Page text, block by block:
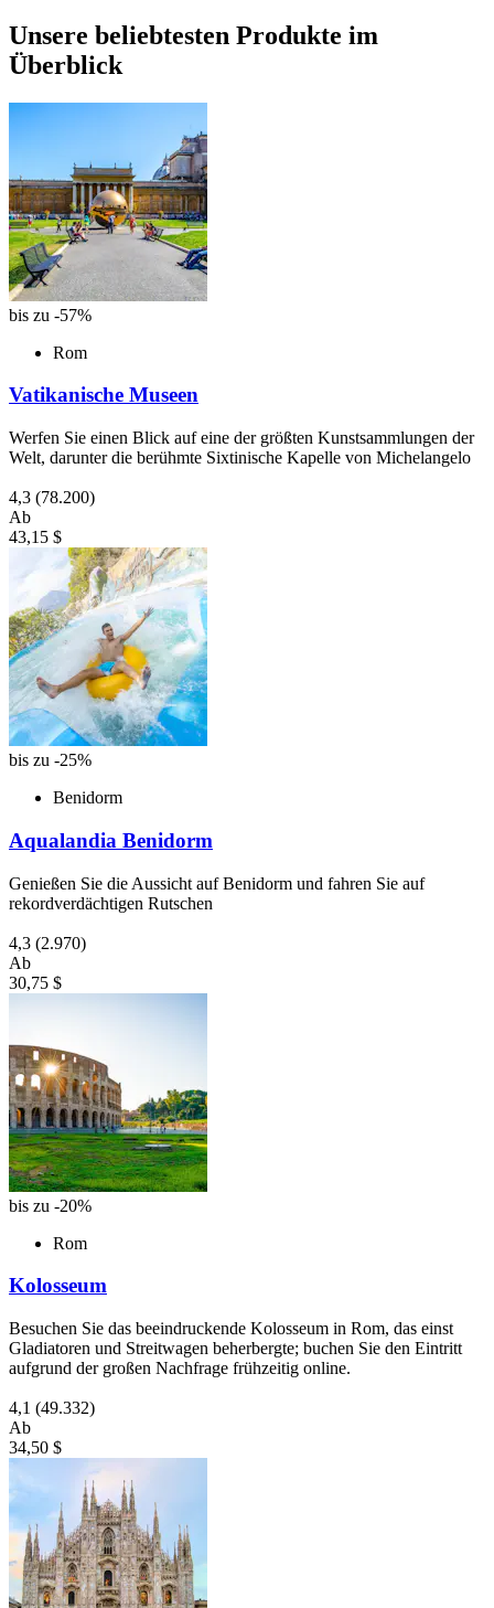
Unsere beliebtesten Produkte im
Überblick
bis zu -57%
Rom
Vatikanische Museen
Werfen Sie einen Blick auf eine der größten Kunstsammlungen der
Welt, darunter die berühmte Sixtinische Kapelle von Michelangelo
4,3 (78.200)
Ab
43,15 $
bis zu -25%
Benidorm
Aqualandia Benidorm
Genießen Sie die Aussicht auf Benidorm und fahren Sie auf
rekordverdächtigen Rutschen
4,3 (2.970)
Ab
30,75 $
bis zu -20%
Rom
Kolosseum
Besuchen Sie das beeindruckende Kolosseum in Rom, das einst
Gladiatoren und Streitwagen beherbergte; buchen Sie den Eintritt
aufgrund der großen Nachfrage frühzeitig online.
4,1 (49.332)
Ab
34,50 $